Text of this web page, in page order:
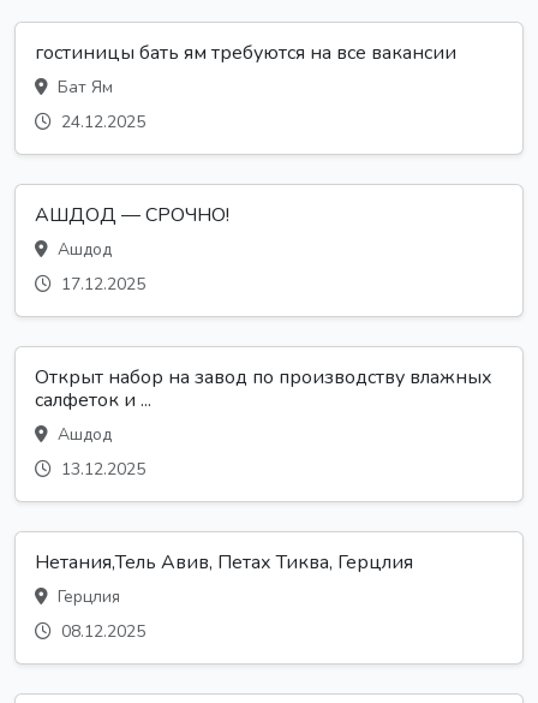
гостиницы бать ям требуются на все вакансии
Бат Ям
24.12.2025
АШДОД — СРОЧНО!
Ашдод
17.12.2025
Открыт набор на завод по производству влажных
салфеток и ...
Ашдод
13.12.2025
Нетания,Тель Авив, Петах Тиква, Герцлия
Герцлия
08.12.2025